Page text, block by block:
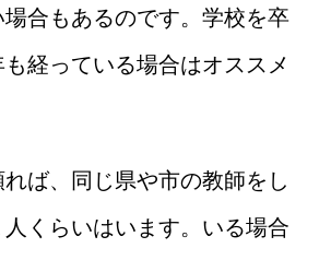
場合もあるのです。学校を卒
経っている場合はオススメ
ば、同じ県や市の教師をし
くらいはいます。いる場合